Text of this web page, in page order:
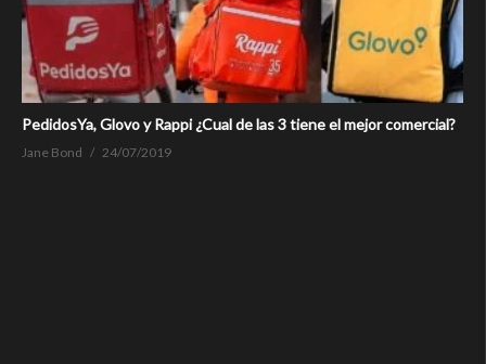
PedidosYa, Glovo y Rappi ¿Cual de las 3 tiene el mejor comercial?
Jane Bond 24/07/2019